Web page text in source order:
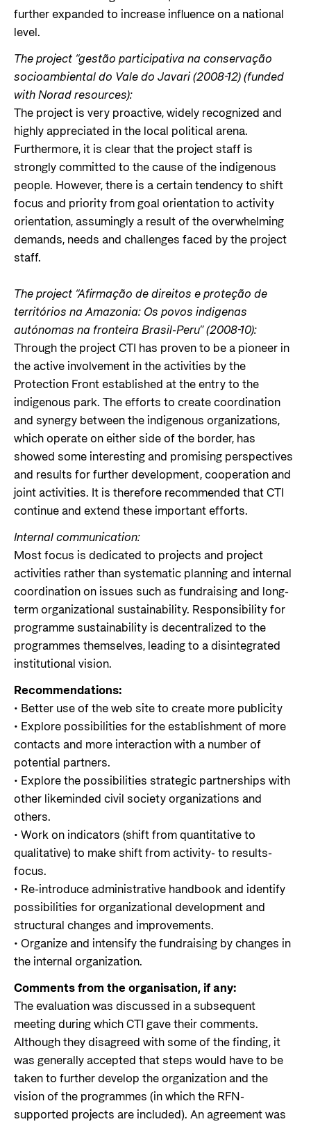
further expanded to increase influence on a national
level.
The project “gestão participativa na conservação
socioambiental do Vale do Javari (2008-12) (funded
with Norad resources):
The project is very proactive, widely recognized and
highly appreciated in the local political arena.
Furthermore, it is clear that the project staff is
strongly committed to the cause of the indigenous
people. However, there is a certain tendency to shift
focus and priority from goal orientation to activity
orientation, assumingly a result of the overwhelming
demands, needs and challenges faced by the project
staff.
The project “Afirmação de direitos e proteção de
territórios na Amazonia: Os povos indigenas
autónomas na fronteira Brasil-Peru” (2008-10):
Through the project CTI has proven to be a pioneer in
the active involvement in the activities by the
Protection Front established at the entry to the
indigenous park. The efforts to create coordination
and synergy between the indigenous organizations,
which operate on either side of the border, has
showed some interesting and promising perspectives
and results for further development, cooperation and
joint activities. It is therefore recommended that CTI
continue and extend these important efforts.
Internal communication:
Most focus is dedicated to projects and project
activities rather than systematic planning and internal
coordination on issues such as fundraising and long-
term organizational sustainability. Responsibility for
programme sustainability is decentralized to the
programmes themselves, leading to a disintegrated
institutional vision.
Recommendations:
• Better use of the web site to create more publicity
• Explore possibilities for the establishment of more
contacts and more interaction with a number of
potential partners.
• Explore the possibilities strategic partnerships with
other likeminded civil society organizations and
others.
• Work on indicators (shift from quantitative to
qualitative) to make shift from activity- to results-
focus.
• Re-introduce administrative handbook and identify
possibilities for organizational development and
structural changes and improvements.
• Organize and intensify the fundraising by changes in
the internal organization.
Comments from the organisation, if any:
The evaluation was discussed in a subsequent
meeting during which CTI gave their comments.
Although they disagreed with some of the finding, it
was generally accepted that steps would have to be
taken to further develop the organization and the
vision of the programmes (in which the RFN-
supported projects are included). An agreement was